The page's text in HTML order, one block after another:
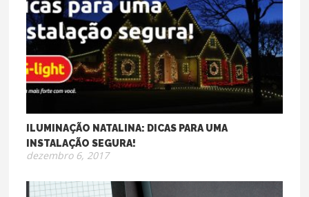
ILUMINAÇÃO NATALINA: DICAS PARA UMA
INSTALAÇÃO SEGURA!
dezembro 6, 2017